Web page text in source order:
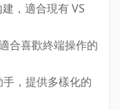
建，適合現有 VS
合喜歡終端操作的
手，提供多樣化的